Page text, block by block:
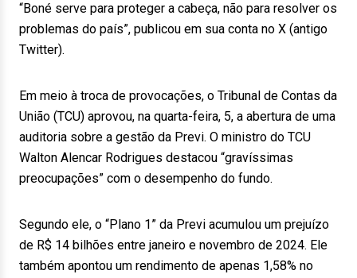
“Boné serve para proteger a cabeça, não para resolver os
problemas do país”, publicou em sua conta no X (antigo
Twitter).
Em meio à troca de provocações, o Tribunal de Contas da
União (TCU) aprovou, na quarta-feira, 5, a abertura de uma
auditoria sobre a gestão da Previ. O ministro do TCU
Walton Alencar Rodrigues destacou “gravíssimas
preocupações” com o desempenho do fundo.
Segundo ele, o “Plano 1” da Previ acumulou um prejuízo
de R$ 14 bilhões entre janeiro e novembro de 2024. Ele
também apontou um rendimento de apenas 1,58% no